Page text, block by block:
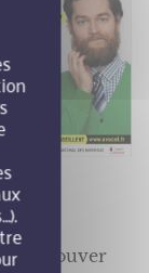
la
trouver